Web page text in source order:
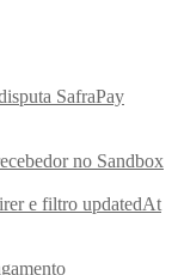
SafraPay
no Sandbox
e filtro updatedAt